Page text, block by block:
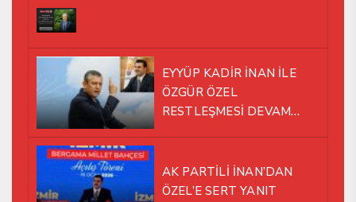
EYYÜP KADİR İNAN İLE
ÖZGÜR ÖZEL
RESTLEŞMESİ DEVAM
AK PARTİLİ İNAN’DAN
ÖZEL’E SERT YANIT